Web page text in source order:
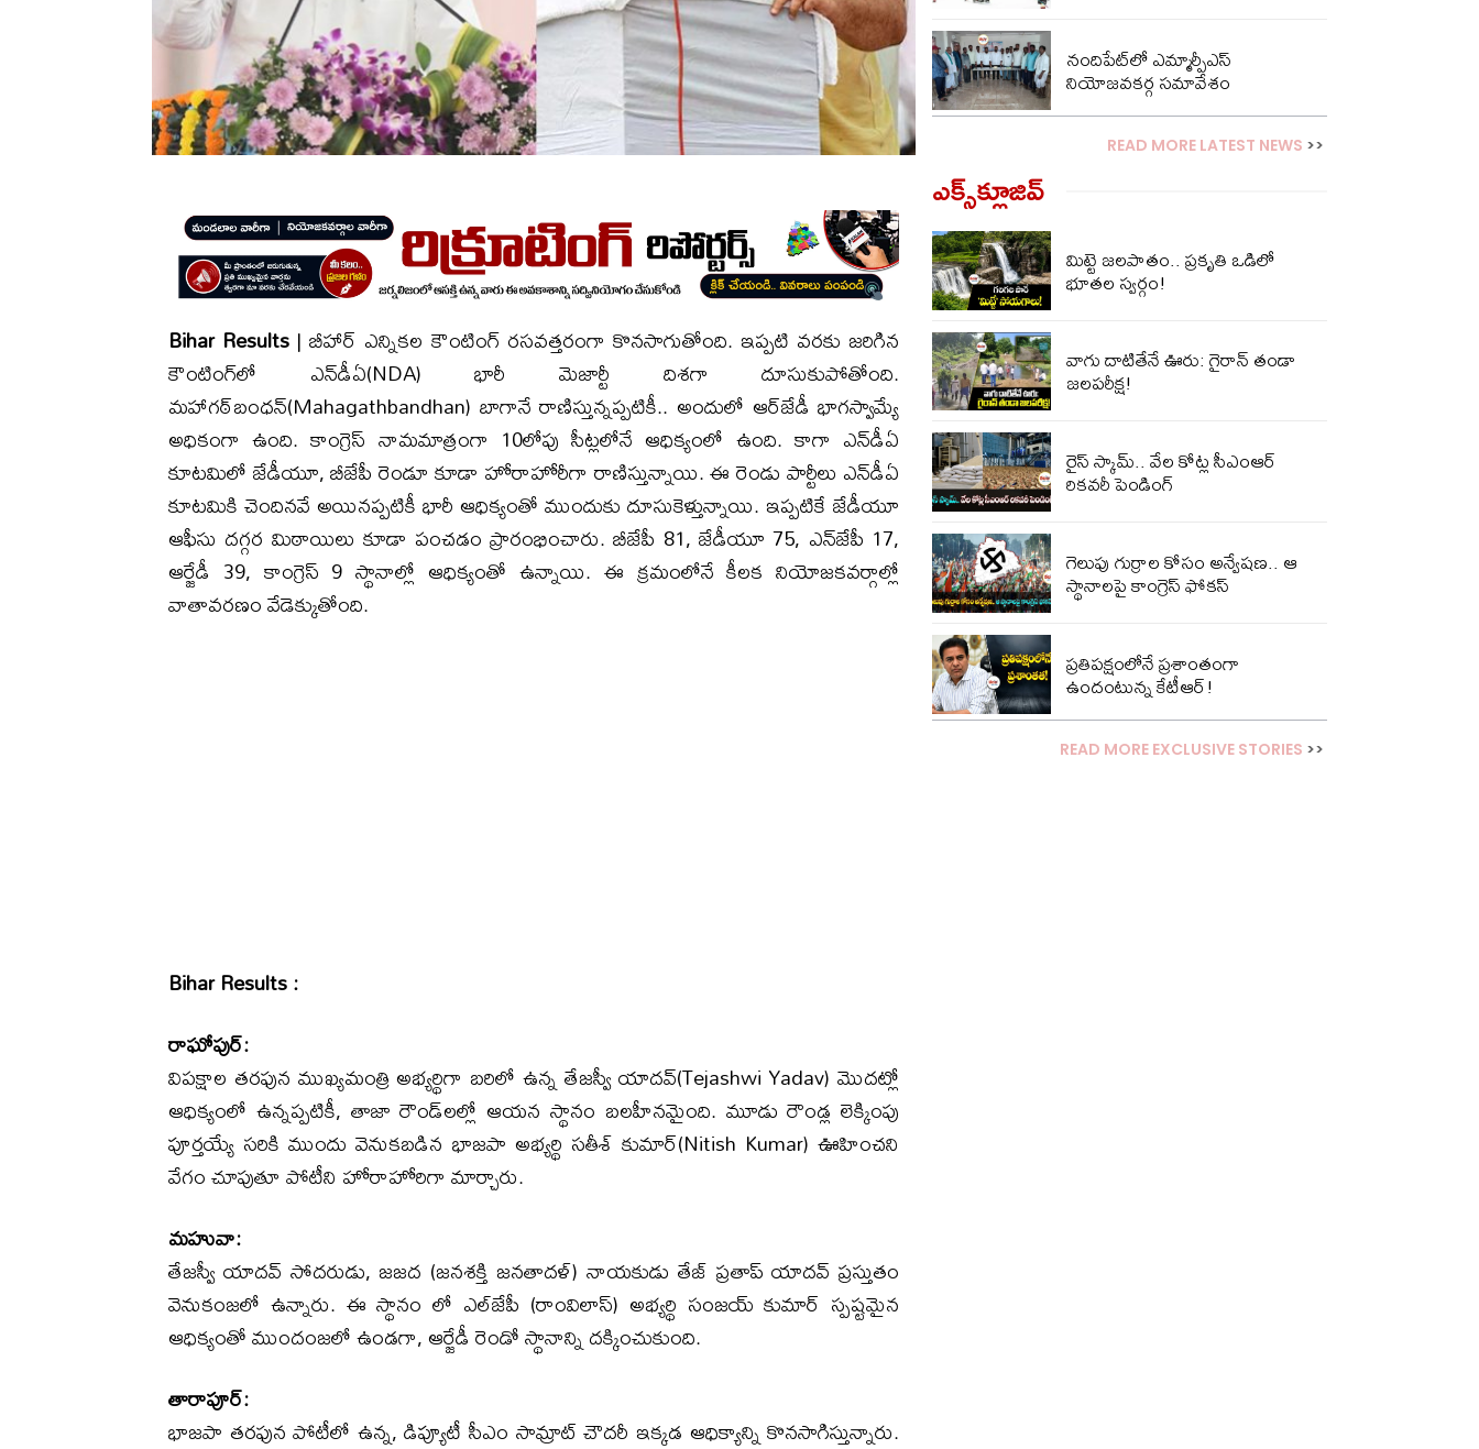
Bihar Results | బీహార్ ఎన్నికల కౌంటింగ్ రసవత్తరంగా కొనసాగుతోంది. ఇప్పటి వరకు జరిగిన
కౌంటింగ్‌లో ఎన్‌డీఏ(NDA) భారీ మెజార్టీ దిశగా దూసుకుపోతోంది.
మహాగఠ్‌బంధన్(Mahagathbandhan) బాగానే రాణిస్తున్నప్పటికీ.. అందులో ఆర్‌జేడీ భాగస్వామ్యే
అధికంగా ఉంది. కాంగ్రెస్ నామమాత్రంగా 10లోపు సీట్లలోనే ఆధిక్యంలో ఉంది. కాగా ఎన్‌డీఏ
కూటమిలో జేడీయూ, బీజేపీ రెండూ కూడా హోరాహోరీగా రాణిస్తున్నాయి. ఈ రెండు పార్టీలు ఎన్‌డీఏ
కూటమికి చెందినవే అయినప్పటికీ భారీ ఆధిక్యంతో ముందుకు దూసుకెళ్తున్నాయి. ఇప్పటికే జేడీయూ
ఆఫీసు దగ్గర మిఠాయిలు కూడా పంచడం ప్రారంభించారు. బీజేపీ 81, జేడీయూ 75, ఎన్‌జేపీ 17,
ఆర్జేడీ 39, కాంగ్రెస్ 9 స్థానాల్లో ఆధిక్యంతో ఉన్నాయి. ఈ క్రమంలోనే కీలక నియోజకవర్గాల్లో
వాతావరణం వేడెక్కుతోంది.
Bihar Results :
రాఘోపుర్:
విపక్షాల తరఫున ముఖ్యమంత్రి అభ్యర్థిగా బరిలో ఉన్న తేజస్వీ యాదవ్(Tejashwi Yadav) మొదట్లో
ఆధిక్యంలో ఉన్నప్పటికీ, తాజా రౌండ్‌లల్లో ఆయన స్థానం బలహీనమైంది. మూడు రౌండ్ల లెక్కింపు
పూర్తయ్యే సరికి ముందు వెనుకబడిన భాజపా అభ్యర్థి సతీశ్‌ కుమార్(Nitish Kumar) ఊహించని
వేగం చూపుతూ పోటీని హోరాహోరిగా మార్చారు.
మహువా:
తేజస్వీ యాదవ్ సోదరుడు, జజద (జనశక్తి జనతాదళ్) నాయకుడు తేజ్‌ ప్రతాప్ యాదవ్ ప్రస్తుతం
వెనుకంజలో ఉన్నారు. ఈ స్థానం లో ఎల్‌జేపీ (రాంవిలాస్) అభ్యర్థి సంజయ్ కుమార్ స్పష్టమైన
ఆధిక్యంతో ముందంజలో ఉండగా, ఆర్జేడీ రెండో స్థానాన్ని దక్కించుకుంది.
తారాపూర్:
భాజపా తరఫున పోటీలో ఉన్న, డిప్యూటీ సీఎం సామ్రాట్ చౌదరీ ఇక్కడ ఆధిక్యాన్ని కొనసాగిస్తున్నారు.
నందిపేట్‌లో ఎమ్మార్పీఎస్
నియోజవకర్గ సమావేశం
READ MORE LATEST NEWS >>
ఎక్స్‌క్లూజివ్‌
మిట్టె జలపాతం.. ప్రకృతి ఒడిలో
భూతల స్వర్గం!
వాగు దాటితేనే ఊరు: గైరాన్ తండా
జలపరీక్ష!
రైస్ స్కామ్.. వేల కోట్ల‌ సీఎంఆర్
రికవరీ పెండింగ్
గెలుపు గుర్రాల కోసం అన్వేషణ.. ఆ
స్థానాలపై కాంగ్రెస్ ఫోకస్
ప్ర‌తిప‌క్షంలోనే ప్ర‌శాంతంగా
ఉందంటున్న కేటీఆర్!
READ MORE EXCLUSIVE STORIES >>